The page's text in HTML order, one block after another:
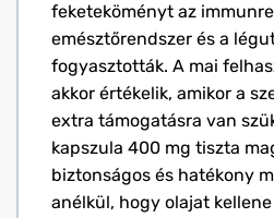
feketeköményt az
emésztőrendszer és a
fogyasztották. A mai
akkor értékelik, amikor a
extra támogatásra van
kapszula 400 mg tiszta
biztonságos és hatékony
anélkül, hogy olajat